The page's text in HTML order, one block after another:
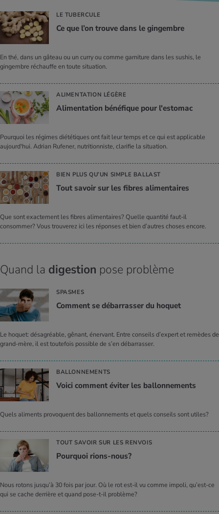
LE TUBERCULE
Ce que l’on trouve dans le gin­gembre
En thé, dans un gâteau ou un curry ou comme garniture dans les sushis, le
gingembre réchauffe en toute situation.
ALIMENTATION LÉGÈRE
Ali­men­ta­tion béné­fique pour l'es­to­mac
Pourquoi les régimes diététiques ont fait leur temps et ce qui est applicable
aujourd'hui. Adrian Rufener, nutritionniste, clarifie la situation.
BIEN PLUS QU’UN SIMPLE BALLAST
Tout savoir sur les fibres ali­men­taires
Que sont exactement les fibres alimentaires? Quelle quantité faut-il
consommer? Vous trouverez ici les réponses et bien d’autres choses encore.
Quand la digestion pose problème
SPASMES
Com­ment se débar­ras­ser du hoquet
Le hoquet: désagréable, gênant, énervant. Entre conseils d’expert et remèdes de
grand-mère, il est toutefois possible de s’en débarrasser.
BALLONNEMENTS
Voici com­ment évi­ter les bal­lon­ne­ments
Quels aliments provoquent des ballonnements et quels conseils sont utiles?
TOUT SAVOIR SUR LES RENVOIS
Pour­quoi rions-nous?
Nous rotons jusqu’à 30 fois par jour. Où le rot est-il vu comme impoli, qu’est-ce
qui se cache derrière et quand pose-t-il problème?